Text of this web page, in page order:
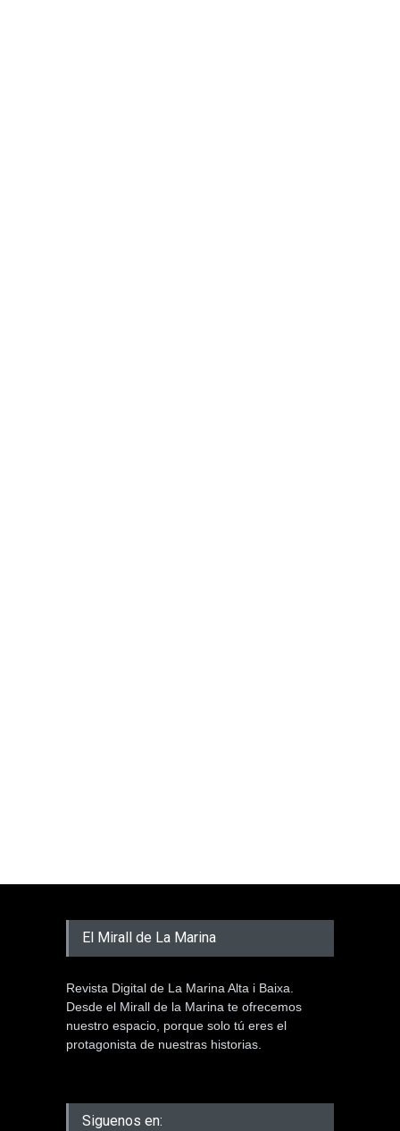
El Mirall de La Marina
Revista Digital de La Marina Alta i Baixa.
Desde el Mirall de la Marina te ofrecemos
nuestro espacio, porque solo tú eres el
protagonista de nuestras historias.
Siguenos en: